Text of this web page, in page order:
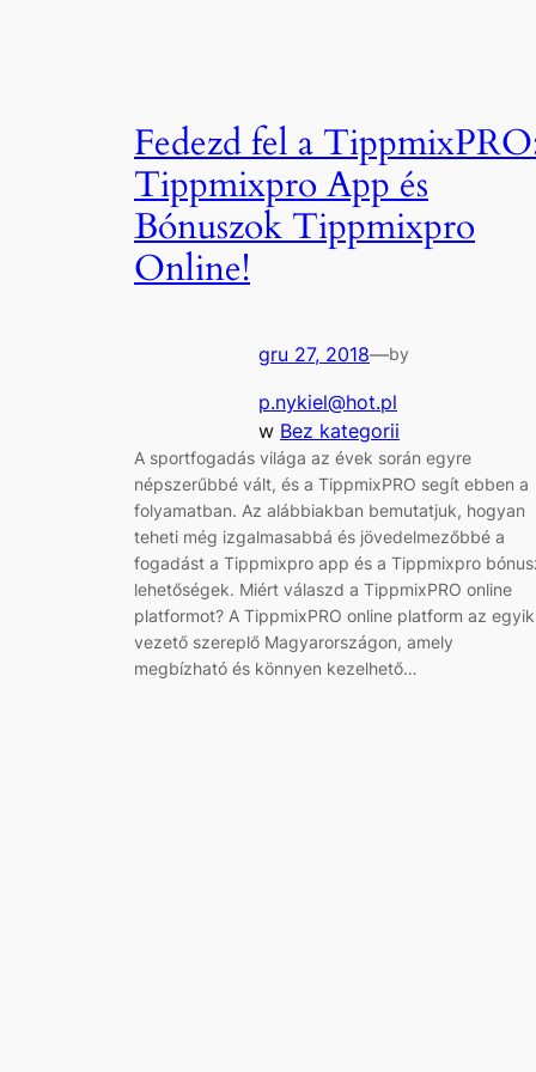
Fedezd fel a
Tippmixpro App és
Bónuszok Tippmixpro
Online!
gru 27, 2018—by
p.nykiel@hot.pl
w Bez kategorii
A sportfogadás világa az évek során egyre
népszerűbbé vált, és a TippmixPRO segít ebben a
folyamatban. Az alábbiakban bemutatjuk, hogyan
teheti még izgalmasabbá és jövedelmezőbbé a
fogadást a Tippmixpro app és a Tippmixpro
lehetőségek. Miért válaszd a TippmixPRO online
platformot? A TippmixPRO online platform az egyik
vezető szereplő Magyarországon, amely
megbízható és könnyen kezelhető…